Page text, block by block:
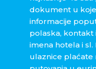
dokument u
informacije
polaska, kontakt
imena hotela i
ulaznice plaćate